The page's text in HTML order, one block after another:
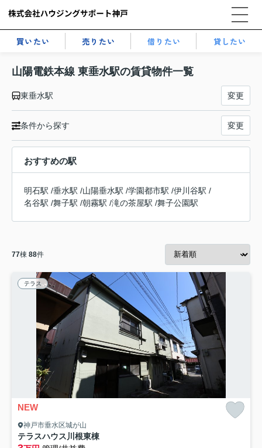
買いたい 売りたい 借りたい 貸したい
山陽電鉄本線 東垂水駅の賃貸物件一覧
東垂水駅 変更
条件から探す 変更
おすすめの駅
明石駅 /垂水駅 /山陽垂水駅 /学園都市駅 /伊川谷駅 /
名谷駅 /舞子駅 /朝霧駅 /滝の茶屋駅 /舞子公園駅
77棟 88件
テラス
NEW
神戸市垂水区城が山
テラスハウス川根東棟